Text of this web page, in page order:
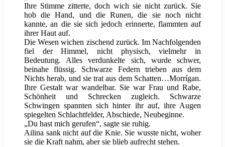
Ihre Stimme zitterte, doch wich sie nicht zurück. Sie
hob die Hand, und die Runen, die sie noch nicht
kannte, an die sie sich jedoch erinnerte, flammten auf
ihrer Haut auf.
Die Wesen wichen zischend zurück. Im Nachfolgenden
fiel der Himmel, nicht physisch, vielmehr in
Bedeutung. Alles verdunkelte sich, wurde schwer,
beinahe flüssig. Schwarze Federn trieben aus dem
Nichts herab, und sie trat aus dem Schatten…Morrígan.
Ihre Gestalt war wandelbar. Sie war Frau und Rabe,
Schönheit und Schrecken zugleich. Schwarze
Schwingen spannten sich hinter ihr auf, ihre Augen
spiegelten Schlachtfelder, Abschiede, Neubeginne.
„Du hast mich gerufen“, sagte sie ruhig.
Ailina sank nicht auf die Knie. Sie wusste nicht, woher
sie die Kraft nahm, aber sie blieb aufrecht stehen.